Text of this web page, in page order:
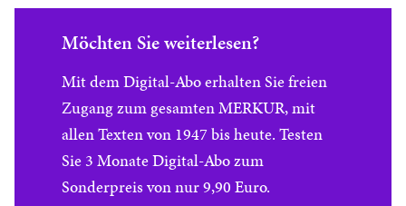
Möchten Sie weiterlesen?
Mit dem Digital-Abo erhalten Sie freien
Zugang zum gesamten MERKUR, mit
allen Texten von 1947 bis heute. Testen
Sie 3 Monate Digital-Abo zum
Sonderpreis von nur 9,90 Euro.